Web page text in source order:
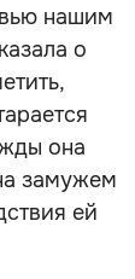
нашим
о
она
замужем
ей